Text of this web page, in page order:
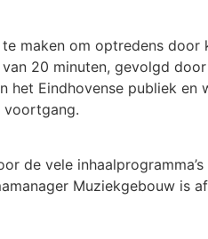
maken om optredens
20 minuten, gevolgd
het Eindhovense publiek
voortgang.
de vele
Muziekgebouw is